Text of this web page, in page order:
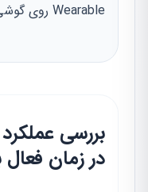
Wearable روی گوشی، این تنظیمات را مدیریت کنید.
بررسی
در زمان